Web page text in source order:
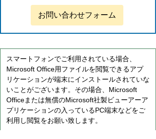
お問い合わせフォーム
スマートフォンでご利用されている場合、
Microsoft Office用ファイルを閲覧できるアプ
リケーションが端末にインストールされていな
いことがございます。その場合、Microsoft
Officeまたは無償のMicrosoft社製ビューアーア
プリケーションの入っているPC端末などをご
利用し閲覧をお願い致します。